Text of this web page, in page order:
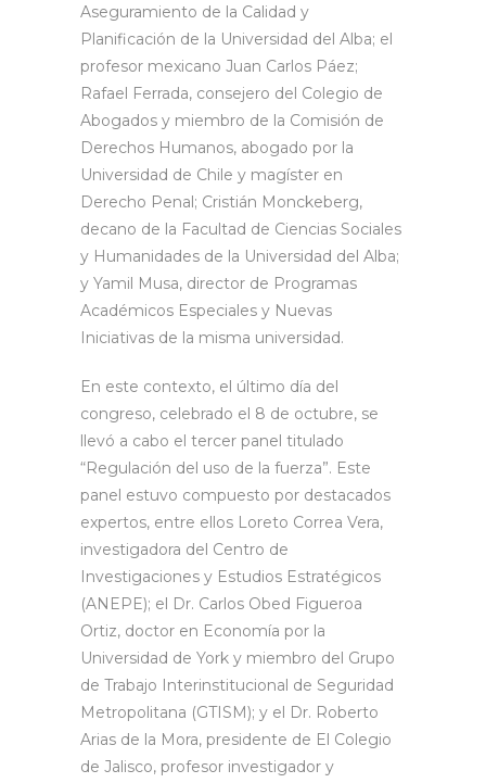
Aseguramiento de la Calidad y
Planificación de la Universidad del Alba; el
profesor mexicano Juan Carlos Páez;
Rafael Ferrada, consejero del Colegio de
Abogados y miembro de la Comisión de
Derechos Humanos, abogado por la
Universidad de Chile y magíster en
Derecho Penal; Cristián Monckeberg,
decano de la Facultad de Ciencias Sociales
y Humanidades de la Universidad del Alba;
y Yamil Musa, director de Programas
Académicos Especiales y Nuevas
Iniciativas de la misma universidad.
En este contexto, el último día del
congreso, celebrado el 8 de octubre, se
llevó a cabo el tercer panel titulado
“Regulación del uso de la fuerza”. Este
panel estuvo compuesto por destacados
expertos, entre ellos Loreto Correa Vera,
investigadora del Centro de
Investigaciones y Estudios Estratégicos
(ANEPE); el Dr. Carlos Obed Figueroa
Ortiz, doctor en Economía por la
Universidad de York y miembro del Grupo
de Trabajo Interinstitucional de Seguridad
Metropolitana (GTISM); y el Dr. Roberto
Arias de la Mora, presidente de El Colegio
de Jalisco, profesor investigador y